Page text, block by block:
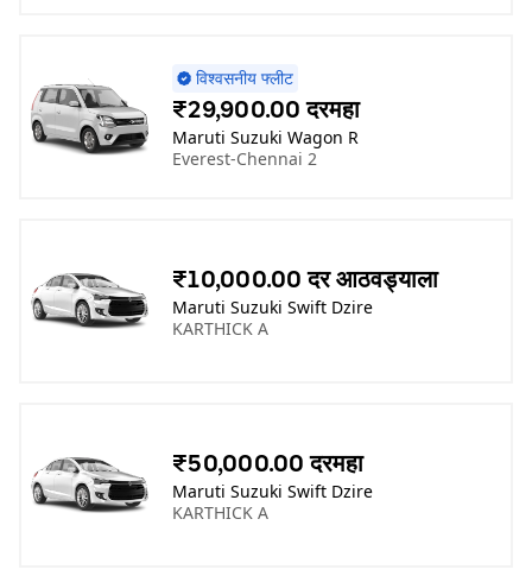
विश्वसनीय फ्लीट
₹29,900.00 दरमहा
Maruti Suzuki Wagon R
Everest-Chennai 2
₹10,000.00 दर आठवड्याला
Maruti Suzuki Swift Dzire
KARTHICK A
₹50,000.00 दरमहा
Maruti Suzuki Swift Dzire
KARTHICK A